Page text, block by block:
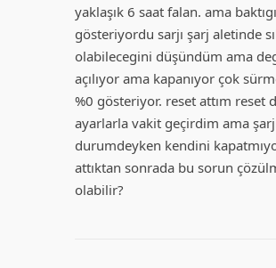
yaklaşık 6 saat falan. ama
gösteriyordu sarjı şarj aletinde
olabilecegini düşündüm ama
açılıyor ama kapanıyor çok
%0 gösteriyor. reset attım reset
ayarlarla vakit geçirdim ama
durumdeyken kendini
attıktan sonrada bu sorun
olabilir?